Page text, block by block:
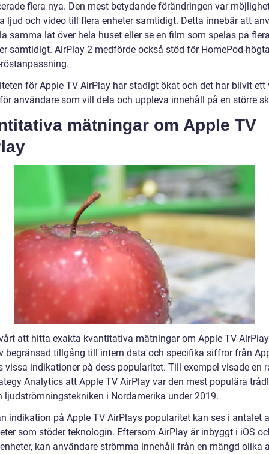
flera nya. Den mest betydande förändringen var
ljud och video till flera enheter samtidigt. Detta innebär att
samma låt över hela huset eller se en film som spelas på
samtidigt. AirPlay 2 medförde också stöd för HomePod-
för Apple TV AirPlay har stadigt ökat och det har blivit ett
användare som vill dela och uppleva innehåll på en större
mätningar om Apple TV
att hitta exakta kvantitativa mätningar om Apple TV
begränsad tillgång till intern data och specifika siffror från
vissa indikationer på dess popularitet. Till exempel visade en
Analytics att Apple TV AirPlay var den mest populära
ljudströmningstekniken i Nordamerika under 2019.
indikation på Apple TV AirPlays popularitet kan ses i antalet
som stöder teknologin. Eftersom AirPlay är inbyggt i iOS
kan användare strömma innehåll från en mängd olika